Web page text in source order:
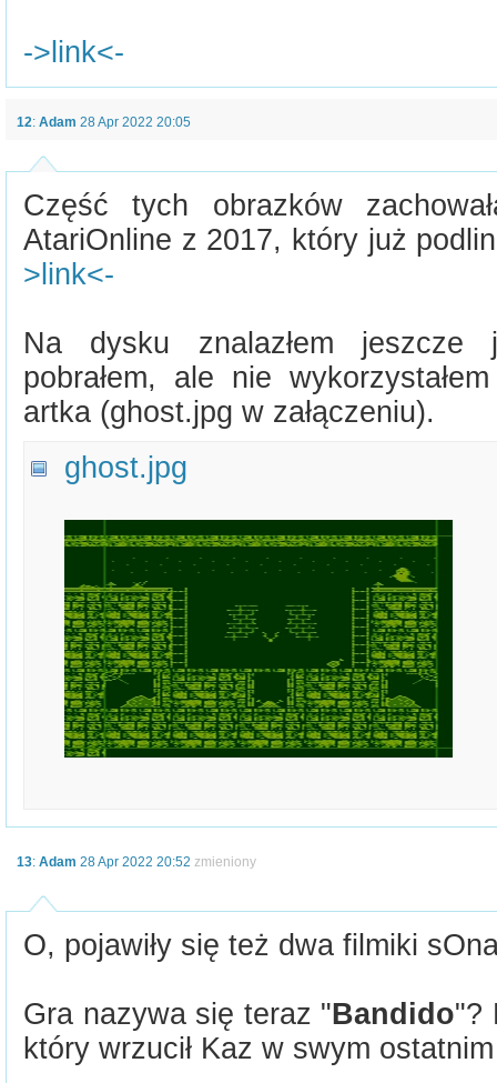
->link<-
12: Adam 28 Apr 2022 20:05
Część tych obrazków
AtariOnline z 2017, który już
>link<-
Na dysku znalazłem jeszcze
pobrałem, ale nie
artka (ghost.jpg w załączeniu).
ghost.jpg
13: Adam 28 Apr 2022 20:52 zmieniony
O, pojawiły się też dwa filmiki
Gra nazywa się teraz "Bandido"?
który wrzucił Kaz w swym